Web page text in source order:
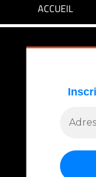
ACCUEIL